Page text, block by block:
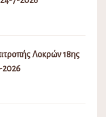
Λοκρών 18ης
2026